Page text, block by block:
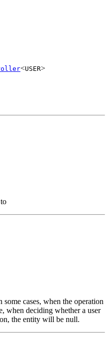
<USER>
cases, when the operation
when deciding whether a user
the entity will be null.